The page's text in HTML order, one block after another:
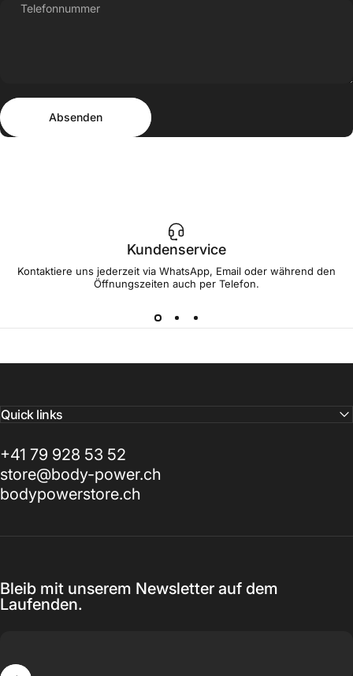
Telefonnummer
Absenden
Absenden
Kundenservice
Kontaktiere uns jederzeit via WhatsApp, Email oder während den
Öffnungszeiten auch per Telefon.
Quick links
+41 79 928 53 52
store@body-power.ch
bodypowerstore.ch
Bleib mit unserem Newsletter auf dem
Laufenden.